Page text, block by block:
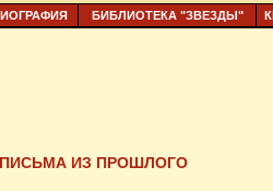
БИБЛИОТЕКА "ЗВЕЗДЫ"
ПИСЬМА ИЗ ПРОШЛОГО